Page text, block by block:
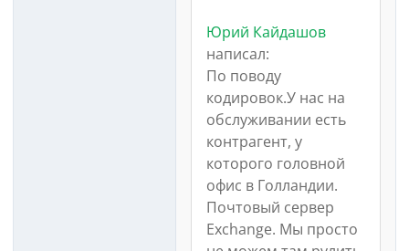
Юрий Кайдашов
написал:
По поводу
кодировок.У нас на
обслуживании есть
контрагент, у
которого головной
офис в Голландии.
Почтовый сервер
Exchange. Мы просто